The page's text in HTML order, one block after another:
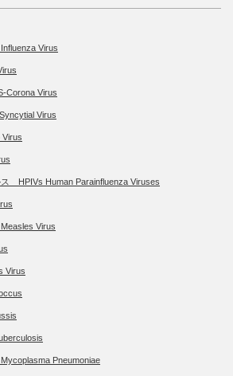
Virus
Corona Virus
Virus
HPIVs Human Parainfluenza Viruses
Virus
Virus
Pneumoniae